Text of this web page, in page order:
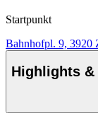
Startpunkt
Bahnhofpl. 9, 3920
Highlights &